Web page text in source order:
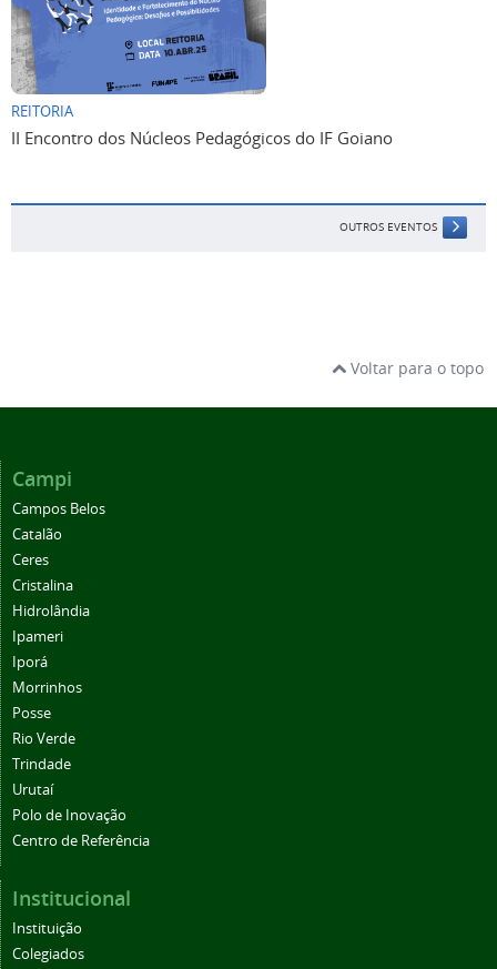
REITORIA
II Encontro dos Núcleos Pedagógicos do IF Goiano
OUTROS EVENTOS
Voltar para o topo
Campi
Campos Belos
Catalão
Ceres
Cristalina
Hidrolândia
Ipameri
Iporá
Morrinhos
Posse
Rio Verde
Trindade
Urutaí
Polo de Inovação
Centro de Referência
Institucional
Instituição
Colegiados